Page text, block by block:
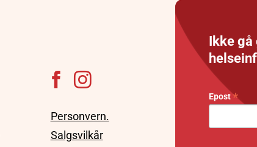
Personvern.
Salgsvilkår
Ikke gå
Epost*